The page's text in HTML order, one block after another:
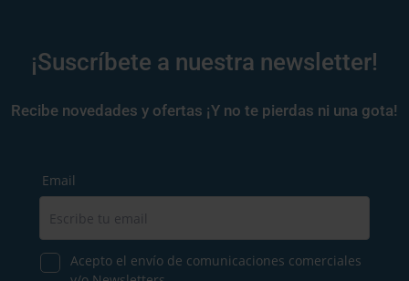
¡Suscríbete a nuestra newsletter!
Recibe novedades y ofertas ¡Y no te pierdas ni una gota!